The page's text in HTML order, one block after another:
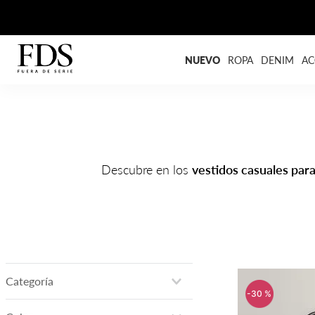
NUEVO ROPA DENIM
Descubre en los vestidos casuales
Categoría
-30 %